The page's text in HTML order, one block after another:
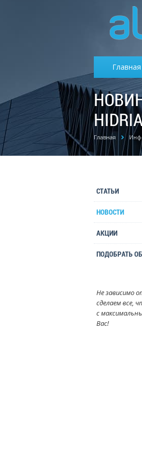
Главная
Главная
СТАТЬИ
НОВОСТИ
АКЦИИ
ПОДОБРАТЬ
Не зависимо
сделаем все,
с
Вас!